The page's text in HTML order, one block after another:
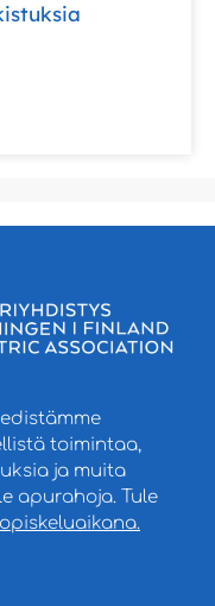
toimintaa,
ja muita
apurahoja. Tule